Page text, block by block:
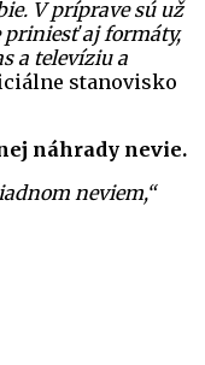
V príprave sú už
priniesť aj formáty,
a televíziu a
stanovisko
náhrady nevie.
neviem,“